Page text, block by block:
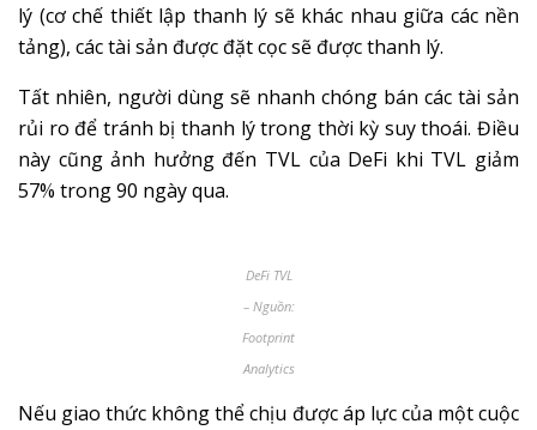
lý (cơ chế thiết lập thanh lý sẽ khác nhau giữa các nền
tảng), các tài sản được đặt cọc sẽ được thanh lý.
Tất nhiên, người dùng sẽ nhanh chóng bán các tài sản
rủi ro để tránh bị thanh lý trong thời kỳ suy thoái. Điều
này cũng ảnh hưởng đến TVL của DeFi khi ​​TVL giảm
57% trong 90 ngày qua.
DeFi TVL
– Nguồn:
Footprint
Analytics
Nếu giao thức không thể chịu được áp lực của một cuộc